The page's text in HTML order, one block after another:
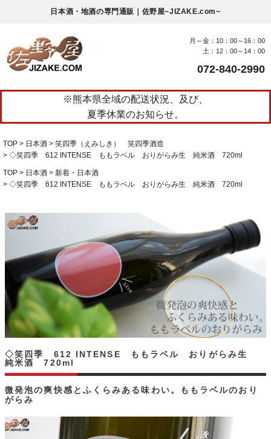
日本酒・地酒の専門通販｜佐野屋~JIZAKE.com~
月～金：10：00～16：00
土：12：00～14：00
072-840-2990
※熊本県全域の配送状況、及び、
夏季休業のお知らせ。
TOP 日本酒
笑四季（えみしき） 笑四季酒造
◇笑四季 612 INTENSE ももラベル おりがらみ生 純米酒 720ml
TOP 日本酒
新着・日本酒
◇笑四季 612 INTENSE ももラベル おりがらみ生 純米酒 720ml
微発泡の爽快感とふくらみある味わい。ももラベルのおり
がらみ
◇笑四季 612 INTENSE ももラベル おりがらみ生
純米酒 720ml